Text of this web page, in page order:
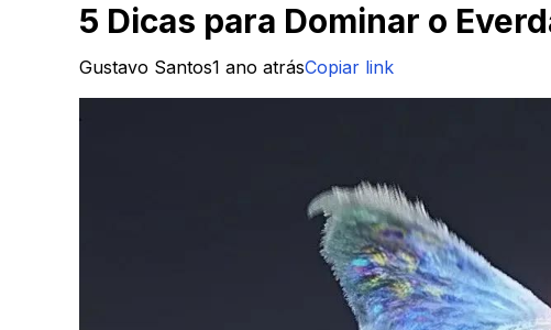
5 Dicas para Dominar o
Gustavo Santos1 ano atrásCopiar link